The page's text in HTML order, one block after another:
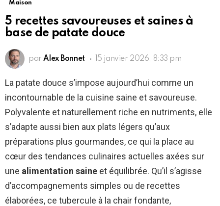
Maison
5 recettes savoureuses et saines à
base de patate douce
par Alex Bonnet 15 janvier 2026, 8:33 pm
La patate douce s’impose aujourd’hui comme un
incontournable de la cuisine saine et savoureuse.
Polyvalente et naturellement riche en nutriments, elle
s’adapte aussi bien aux plats légers qu’aux
préparations plus gourmandes, ce qui la place au
cœur des tendances culinaires actuelles axées sur
une alimentation saine et équilibrée. Qu’il s’agisse
d’accompagnements simples ou de recettes
élaborées, ce tubercule à la chair fondante,